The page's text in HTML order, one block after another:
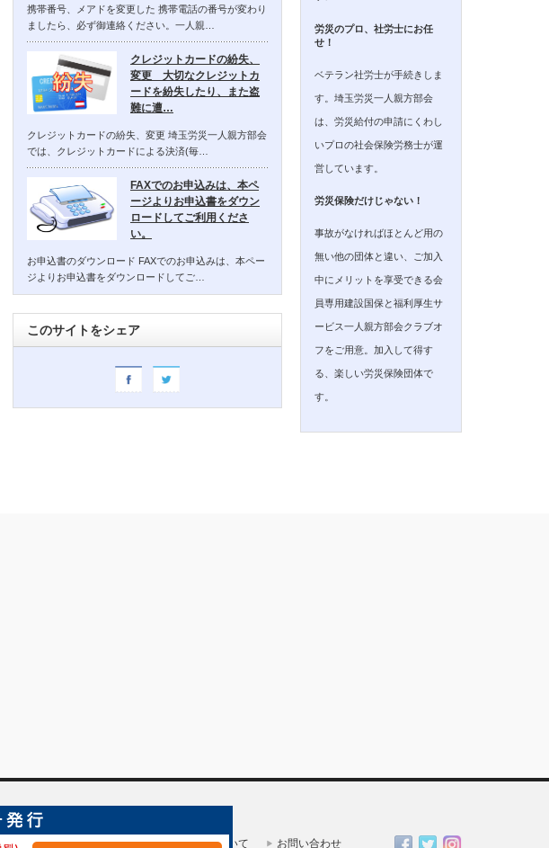
携帯番号、メアドを変更した 携帯電話の番号が変わり
ましたら、必ず御連絡ください。一人親…
クレジットカードの紛失、
変更 大切なクレジットカ
ードを紛失したり、また盗
難に遭…
クレジットカードの紛失、変更 埼玉労災一人親方部会
では、クレジットカードによる決済(毎…
FAXでのお申込みは、本ペ
ージよりお申込書をダウン
ロードしてご利用くださ
い。
お申込書のダウンロード FAXでのお申込みは、本ペー
ジよりお申込書をダウンロードしてご…
このサイトをシェア
労災のプロ、社労士にお任
せ！
ベテラン社労士が手続きしま
す。埼玉労災一人親方部会
は、労災給付の申請にくわし
いプロの社会保険労務士が運
営しています。
労災保険だけじゃない！
事故がなければほとんど用の
無い他の団体と違い、ご加入
中にメリットを享受できる会
員専用建設国保と福利厚生サ
ービス一人親方部会クラブオ
フをご用意。加入して得す
る、楽しい労災保険団体で
す。
埼玉労災一人親方部会について お問い合わせ